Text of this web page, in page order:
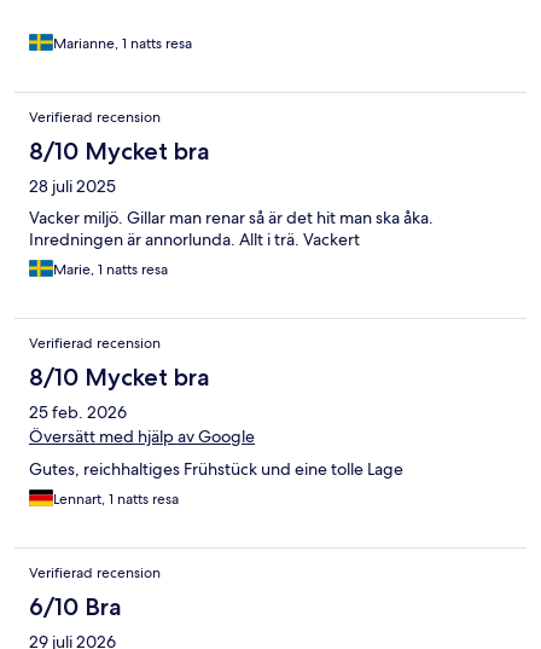
Marianne, 1 natts resa
Verifierad recension
8/10 Mycket bra
28 juli 2025
Vacker miljö. Gillar man renar så är det hit man ska åka.
Inredningen är annorlunda. Allt i trä. Vackert
Marie, 1 natts resa
Verifierad recension
8/10 Mycket bra
25 feb. 2026
Översätt med hjälp av Google
Gutes, reichhaltiges Frühstück und eine tolle Lage
Lennart, 1 natts resa
Verifierad recension
6/10 Bra
29 juli 2026